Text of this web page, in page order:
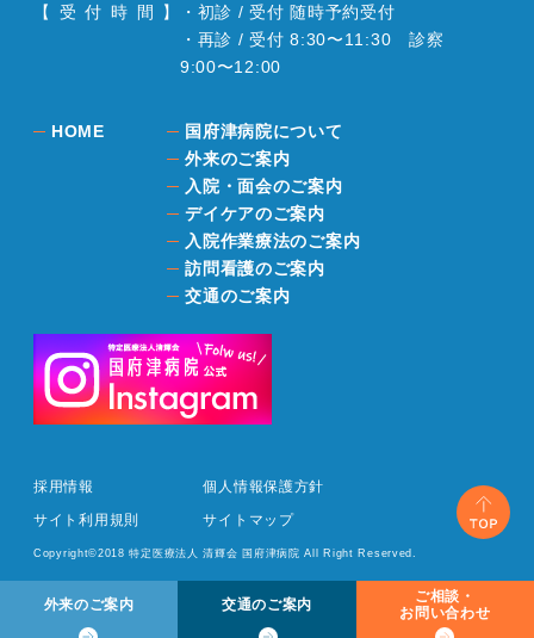
【
受 付 時 間 】
・初診 / 受付 随時予約受付
・再診 / 受付 8:30〜11:30 診察
9:00〜12:00
HOME
国府津病院について
外来のご案内
入院・面会のご案内
デイケアのご案内
入院作業療法のご案内
訪問看護のご案内
交通のご案内
採用情報
個人情報保護方針
サイト利用規則
サイトマップ
Copyright©2018 特定医療法人 清輝会 国府津病院 All Right Reserved.
外来のご案内 交通のご案内
ご相談・
お問い合わせ